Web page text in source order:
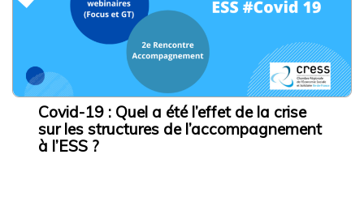
Covid-19 : Quel a été l’effet de la crise
sur les structures de l’accompagnement
à l’ESS ?